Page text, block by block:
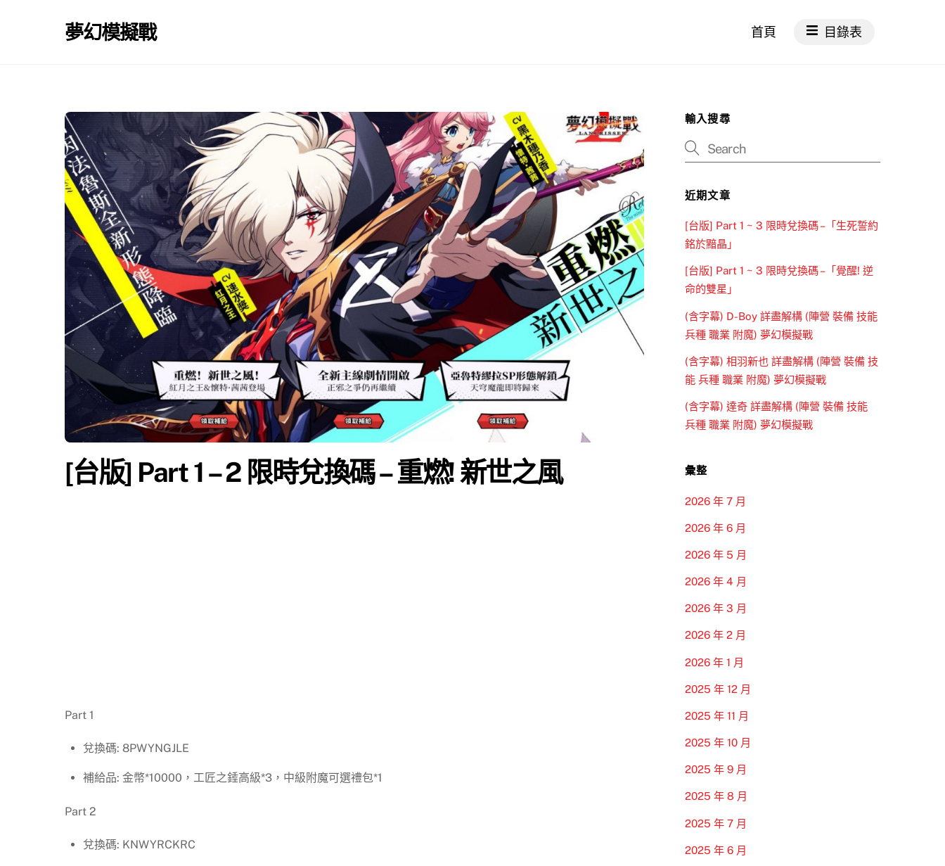
夢幻模擬戰 首頁 目錄表
[台版] Part 1 – 2 限時兌換碼 – 重燃! 新世之風
Part 1
兌換碼: 8PWYNGJLE
補給品: 金幣*10000，工匠之錘高級*3，中級附魔可選禮包*1
Part 2
兌換碼: KNWYRCKRC
輸入搜尋
近期文章
[台版] Part 1 ~ 3 限時兌換碼 –「生死誓約
銘於黯晶」
[台版] Part 1 ~ 3 限時兌換碼 –「覺醒! 逆
命的雙星」
(含字幕) D-Boy 詳盡解構 (陣營 裝備 技能
兵種 職業 附魔) 夢幻模擬戰
(含字幕) 相羽新也 詳盡解構 (陣營 裝備 技
能 兵種 職業 附魔) 夢幻模擬戰
(含字幕) 達奇 詳盡解構 (陣營 裝備 技能
兵種 職業 附魔) 夢幻模擬戰
彙整
2026 年 7 月
2026 年 6 月
2026 年 5 月
2026 年 4 月
2026 年 3 月
2026 年 2 月
2026 年 1 月
2025 年 12 月
2025 年 11 月
2025 年 10 月
2025 年 9 月
2025 年 8 月
2025 年 7 月
2025 年 6 月